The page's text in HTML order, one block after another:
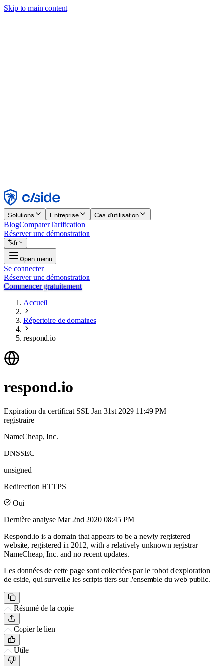
Skip to main content
Rejeter
Solutions Entreprise Cas d'utilisation
BlogComparerTarification
Réserver une démonstration
fr
Open menu
Se connecter
Réserver une démonstration
Commencer gratuitement
Accueil
Répertoire de domaines
respond.io
respond.io
Expiration du certificat SSL Jan 31st 2029 11:49 PM
registraire
NameCheap, Inc.
DNSSEC
unsigned
Redirection HTTPS
Oui
Dernière analyse Mar 2nd 2020 08:45 PM
Respond.io is a domain that appears to be a newly registered
website, registered in 2012, with a relatively unknown registrar
NameCheap, Inc. and no recent updates.
Les données de cette page sont collectées par le robot d'exploration
de cside, qui surveille les scripts tiers sur l'ensemble du web public.
Résumé de la copie
Copier le lien
Utile